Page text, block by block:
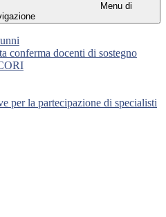
Menu di
conferma docenti di sostegno
per la partecipazione di specialisti